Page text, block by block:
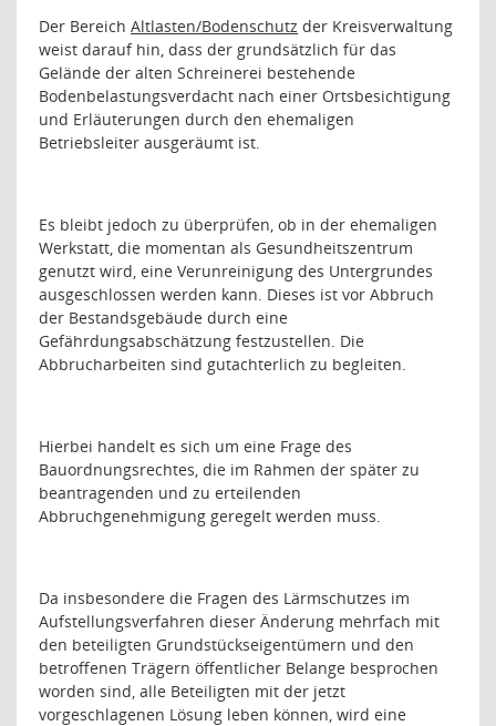
Der Bereich Altlasten/Bodenschutz der Kreisverwaltung
weist darauf hin, dass der grundsätzlich für das
Gelände der alten Schreinerei bestehende
Bodenbelastungsverdacht nach einer Ortsbesichtigung
und Erläuterungen durch den ehemaligen
Betriebsleiter ausgeräumt ist.
Es bleibt jedoch zu überprüfen, ob in der ehemaligen
Werkstatt, die momentan als Gesundheitszentrum
genutzt wird, eine Verunreinigung des Untergrundes
ausgeschlossen werden kann. Dieses ist vor Abbruch
der Bestandsgebäude durch eine
Gefährdungsabschätzung festzustellen. Die
Abbrucharbeiten sind gutachterlich zu begleiten.
Hierbei handelt es sich um eine Frage des
Bauordnungsrechtes, die im Rahmen der später zu
beantragenden und zu erteilenden
Abbruchgenehmigung geregelt werden muss.
Da insbesondere die Fragen des Lärmschutzes im
Aufstellungsverfahren dieser Änderung mehrfach mit
den beteiligten Grundstückseigentümern und den
betroffenen Trägern öffentlicher Belange besprochen
worden sind, alle Beteiligten mit der jetzt
vorgeschlagenen Lösung leben können, wird eine